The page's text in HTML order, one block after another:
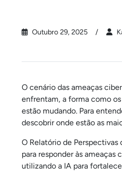
Outubro 29, 2025
O cenário das ameaças
enfrentam, a forma como
estão mudando. Para
descobrir onde estão as
O Relatório de Perspectivas
para responder às ameaças
utilizando a IA para